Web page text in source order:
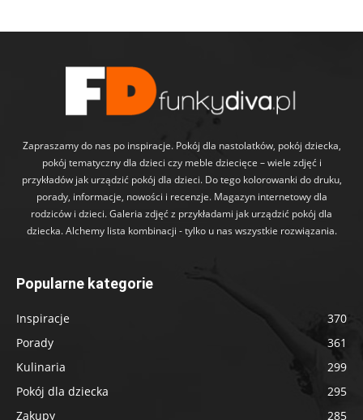
Zapraszamy do nas po inspiracje. Pokój dla nastolatków, pokój dziecka,
pokój tematyczny dla dzieci czy meble dziecięce – wiele zdjęć i
przykładów jak urządzić pokój dla dzieci. Do tego kolorowanki do druku,
porady, informacje, nowości i recenzje. Magazyn internetowy dla
rodziców i dzieci. Galeria zdjęć z przykładami jak urządzić pokój dla
dziecka. Alchemy lista kombinacji - tylko u nas wszystkie rozwiązania.
Popularne kategorie
Inspiracje
370
Porady
361
Kulinaria
299
Pokój dla dziecka
295
Zakupy
285